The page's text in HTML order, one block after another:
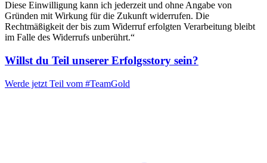
Diese Einwilligung kann ich jederzeit und ohne Angabe von
Gründen mit Wirkung für die Zukunft widerrufen. Die
Rechtmäßigkeit der bis zum Widerruf erfolgten Verarbeitung bleibt
im Falle des Widerrufs unberührt.“
Willst du Teil unserer Erfolgsstory sein?
Werde jetzt Teil vom #TeamGold